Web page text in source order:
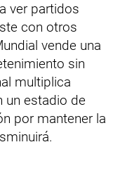
ver partidos
con otros
vende una
sin
multiplica
un estadio de
por mantener la